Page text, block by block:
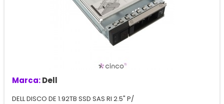
Marca:Dell
DELL DISCO DE 1.92TB SSD SAS RI 2.5" P/